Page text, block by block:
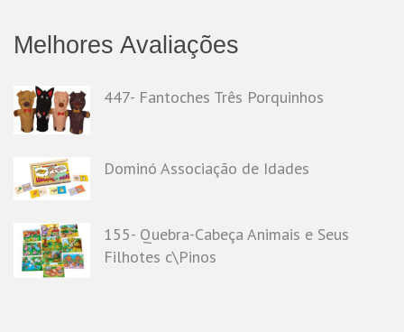
Melhores Avaliações
447- Fantoches Três Porquinhos
Dominó Associação de Idades
155- Quebra-Cabeça Animais e Seus
Filhotes c\Pinos